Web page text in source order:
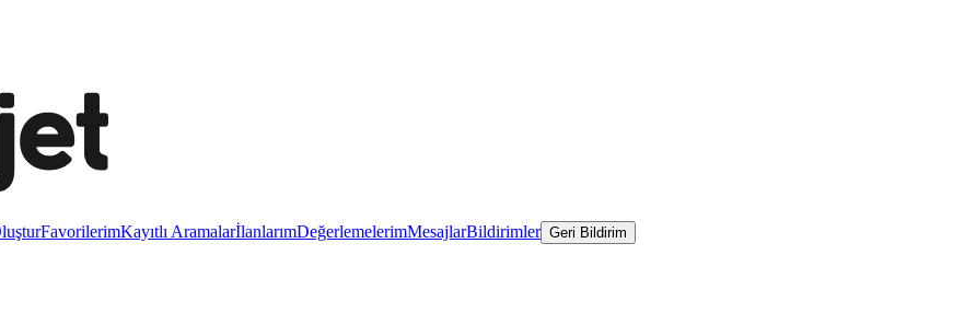
FavorilerimKayıtlı AramalarİlanlarımDeğerlemelerimMesajlarBildirimler Geri Bildirim